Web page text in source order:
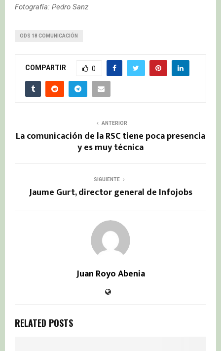
Fotografía: Pedro Sanz
ODS 18 COMUNICACIÓN
COMPARTIR 0
ANTERIOR
La comunicación de la RSC tiene poca presencia
y es muy técnica
SIGUIENTE
Jaume Gurt, director general de Infojobs
Juan Royo Abenia
RELATED POSTS